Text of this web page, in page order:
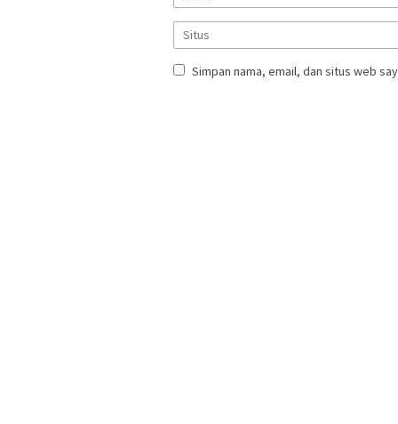
Simpan nama, email, dan situs web